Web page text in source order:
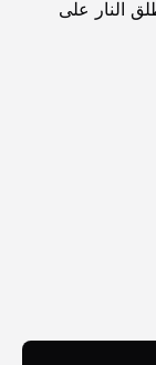
النار على